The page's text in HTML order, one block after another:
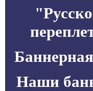
Наши